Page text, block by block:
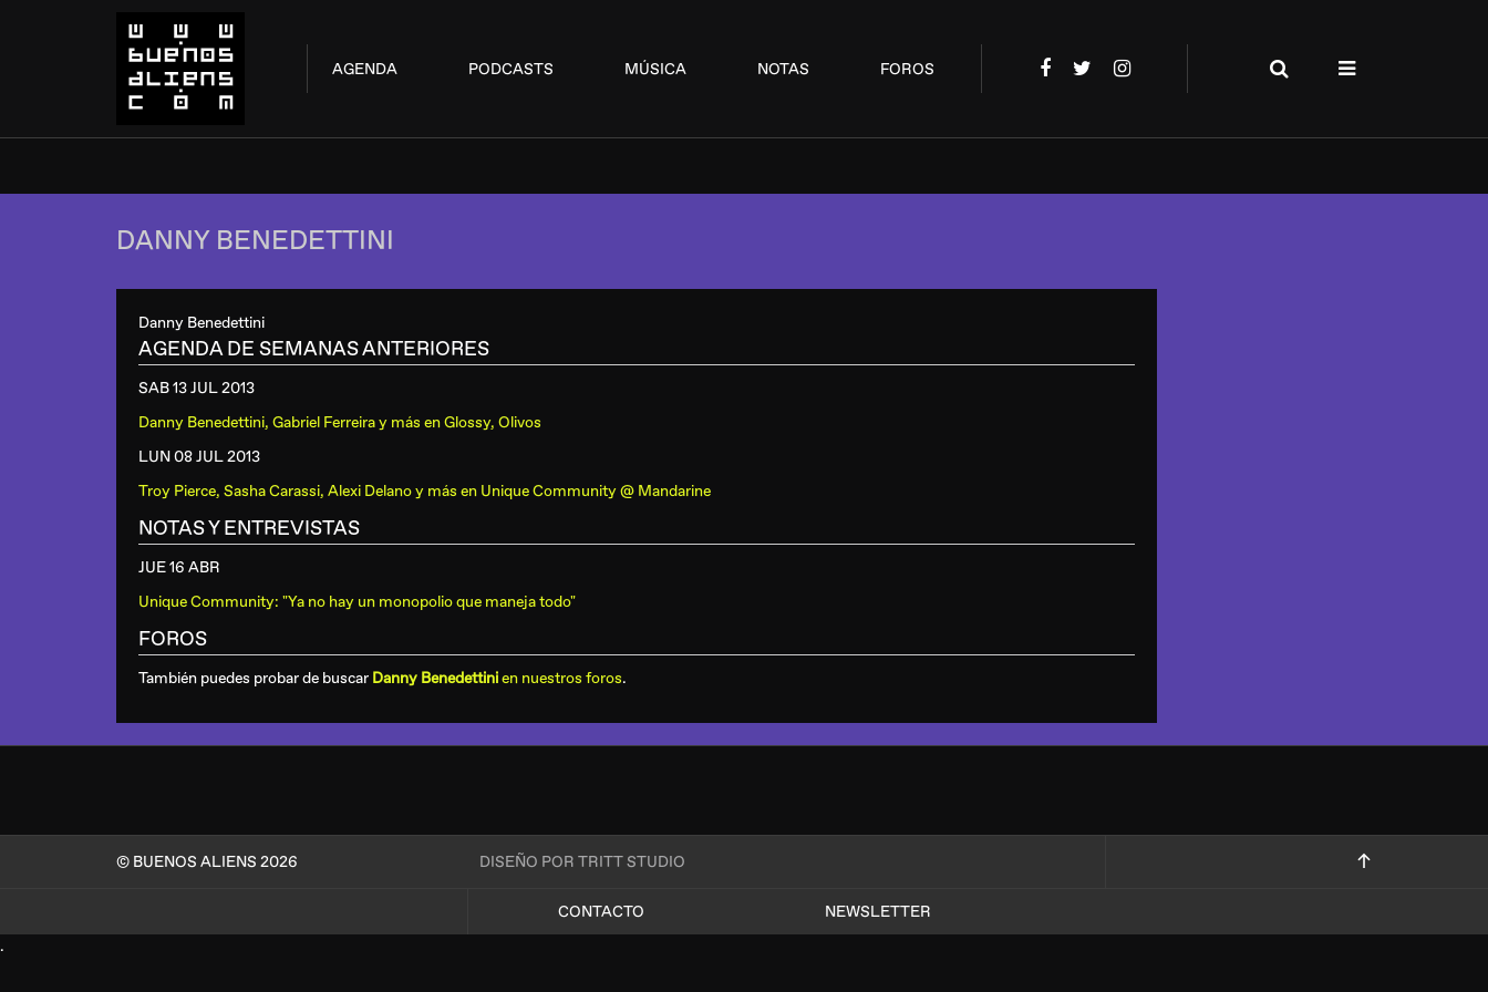
AGENDA PODCASTS MÚSICA NOTAS FOROS
DANNY BENEDETTINI
Danny Benedettini
AGENDA DE SEMANAS ANTERIORES
SAB 13 JUL2013
Danny Benedettini, Gabriel Ferreira y más enGlossy, Olivos
LUN 08 JUL2013
Troy Pierce, Sasha Carassi, Alexi Delano y más en Unique Community @ Mandarine
NOTAS Y ENTREVISTAS
JUE 16 ABR
Unique Community: "Ya no hay un monopolio que maneja todo"
FOROS
También puedes probar de buscar Danny Benedettinien nuestros foros.
© BUENOS ALIENS 2026 DISEÑO POR TRITT STUDIO
CONTACTO
NEWSLETTER
.